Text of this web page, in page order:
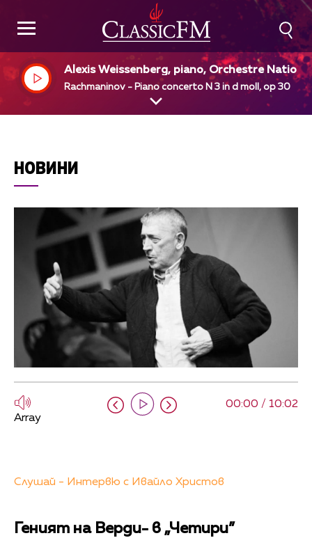
Alexis Weissenberg, piano, Orchestre
de France, Leonard Bernstein, dir
Rachmaninov - Piano concerto N 3 in d moll, op 30
НОВИНИ
00:00 / 10:02
Array
Слушай - Интервю с Ивайло Христов
Геният на Верди- в „Четири”